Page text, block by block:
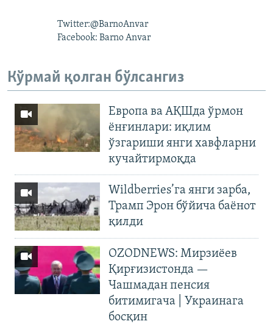
Twitter:@BarnoAnvar
Facebook: Barno Anvar
Кўрмай қолган бўлсангиз
Европа ва АҚШда ўрмон
ёнғинлари: иқлим
ўзгариши янги хавфларни
кучайтирмоқда
Wildberries’га янги зарба,
Трамп Эрон бўйича баёнот
қилди
OZODNEWS: Мирзиёев
Қирғизистонда —
Чашмадан пенсия
битимигача | Украинага
босқин